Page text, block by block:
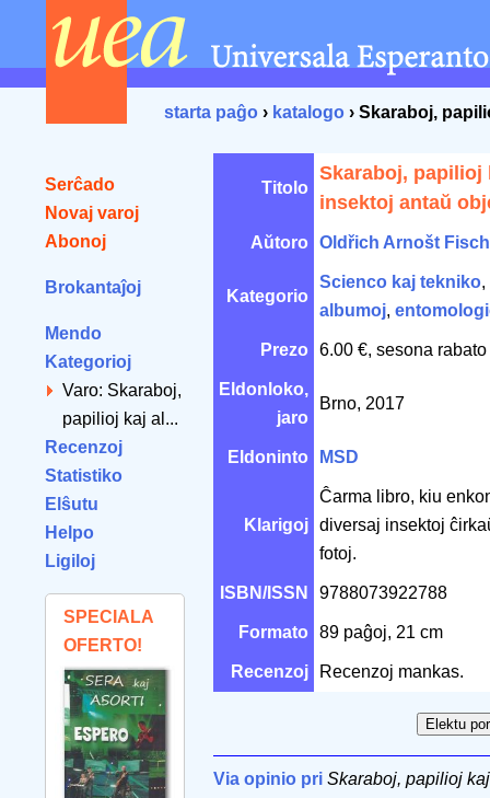
starta paĝo › katalogo › Skaraboj,
Serĉado
Novaj varoj
Abonoj
Brokantaĵoj
Mendo
Kategorioj
Varo: Skaraboj,
papilioj kaj al...
Recenzoj
Statistiko
Elŝutu
Helpo
Ligiloj
SPECIALA
OFERTO!
Titolo
Skaraboj, papilioj
insektoj antaŭ
Aŭtoro Oldřich Arnošt
Kategorio
Scienco kaj tekniko,
albumoj,
Prezo 6.00 €, sesona
Eldonloko,
jaro
Brno, 2017
Eldoninto MSD
Klarigoj
Ĉarma libro, kiu
diversaj insektoj
fotoj.
ISBN/ISSN 9788073922788
Formato 89 paĝoj, 21 cm
Recenzoj Recenzoj mankas.
Via opinio pri Skaraboj, papilioj